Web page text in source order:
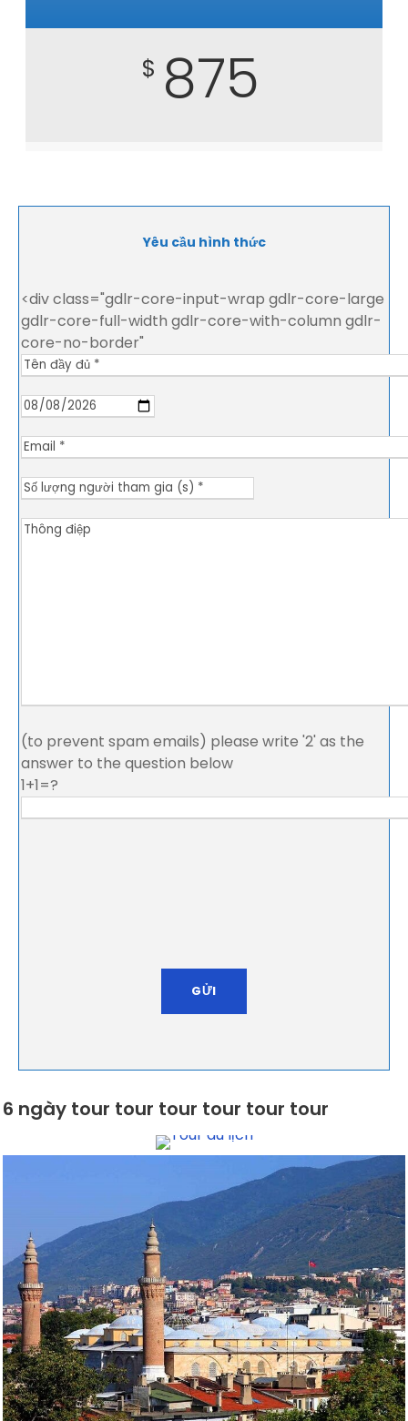
$ 875
Yêu cầu hình thức
<div class="gdlr-core-input-wrap gdlr-core-large
gdlr-core-full-width gdlr-core-with-column gdlr-
core-no-border"
(to prevent spam emails) please write '2' as the
answer to the question below
1+1=?
6 ngày tour tour tour tour tour tour